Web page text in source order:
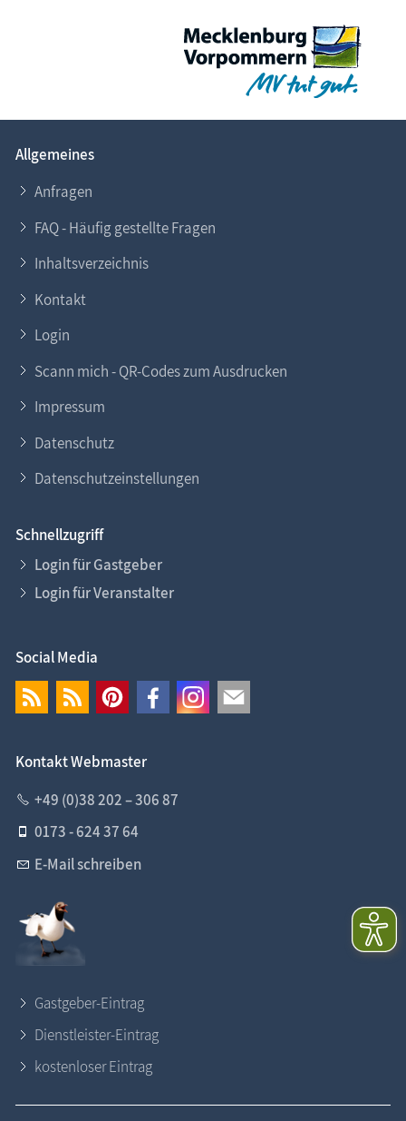
Allgemeines
Anfragen
FAQ - Häufig gestellte Fragen
Inhaltsverzeichnis
Kontakt
Login
Scann mich - QR-Codes zum Ausdrucken
Impressum
Datenschutz
Datenschutzeinstellungen
Schnellzugriff
Login für Gastgeber
Login für Veranstalter
Social Media
Kontakt Webmaster
+49 (0)38 202 – 306 87
0173 - 624 37 64
E-Mail schreiben
Gastgeber-Eintrag
Dienstleister-Eintrag
kostenloser Eintrag